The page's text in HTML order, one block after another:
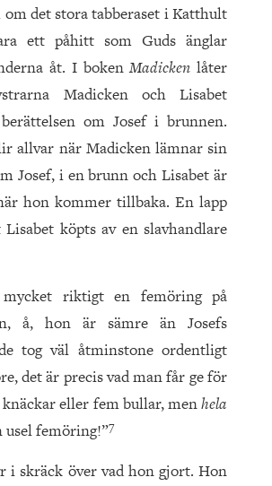
det stora tabberaset i Katthult
ett påhitt som Guds änglar
åt. I bokenMadicken låter
Madicken och Lisabet
om Josef i brunnen.
allvar när Madicken lämnar sin
Josef, i en brunn och Lisabet är
hon kommer tillbaka. En lapp
köpts av en slavhandlare
riktigt en femöring på
å, hon är sämre än Josefs
tog väl åtminstone ordentligt
det är precis vad man får ge för
eller fem bullar, menhela
femöring!”7
i skräck över vad hon gjort. Hon